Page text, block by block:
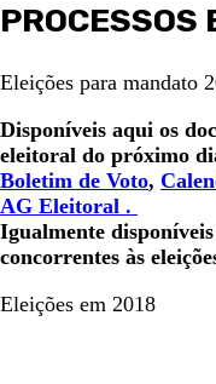
PROCESSOS
Eleições para mandato
Disponíveis aqui os
eleitoral do próximo
Boletim de Voto,
AG Eleitoral .
Igualmente disponíveis
concorrentes às
Eleições em 2018